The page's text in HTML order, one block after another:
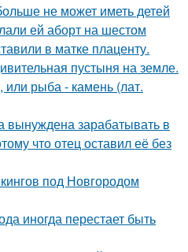
не может иметь детей
ей аборт на шестом
в матке плаценту.
пустыня на земле.
или рыба - камень (лат.
вынуждена зарабатывать в
что отец оставил её без
под Новгородом
иногда перестает быть